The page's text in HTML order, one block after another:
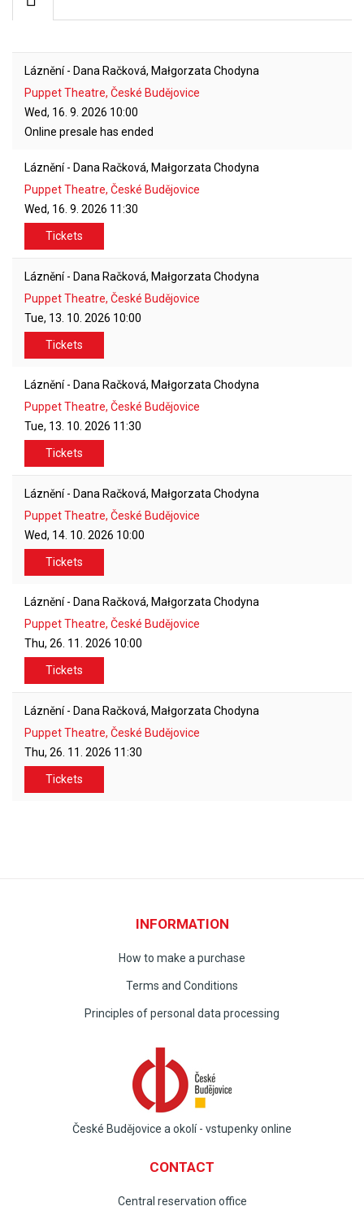
Láznění - Dana Račková, Małgorzata Chodyna
Puppet Theatre, České Budějovice
Wed, 16. 9. 2026 10:00
Online presale has ended
Láznění - Dana Račková, Małgorzata Chodyna
Puppet Theatre, České Budějovice
Wed, 16. 9. 2026 11:30
Tickets
Láznění - Dana Račková, Małgorzata Chodyna
Puppet Theatre, České Budějovice
Tue, 13. 10. 2026 10:00
Tickets
Láznění - Dana Račková, Małgorzata Chodyna
Puppet Theatre, České Budějovice
Tue, 13. 10. 2026 11:30
Tickets
Láznění - Dana Račková, Małgorzata Chodyna
Puppet Theatre, České Budějovice
Wed, 14. 10. 2026 10:00
Tickets
Láznění - Dana Račková, Małgorzata Chodyna
Puppet Theatre, České Budějovice
Thu, 26. 11. 2026 10:00
Tickets
Láznění - Dana Račková, Małgorzata Chodyna
Puppet Theatre, České Budějovice
Thu, 26. 11. 2026 11:30
Tickets
INFORMATION
How to make a purchase
Terms and Conditions
Principles of personal data processing
České Budějovice a okolí - vstupenky online
CONTACT
Central reservation office